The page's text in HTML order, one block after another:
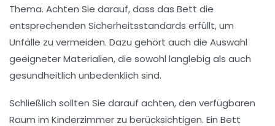
Thema. Achten Sie darauf, dass das Bett die
entsprechenden Sicherheitsstandards erfüllt, um
Unfälle zu vermeiden. Dazu gehört auch die Auswahl
geeigneter Materialien, die sowohl langlebig als auch
gesundheitlich unbedenklich sind.
Schließlich sollten Sie darauf achten, den verfügbaren
Raum im Kinderzimmer zu berücksichtigen. Ein Bett